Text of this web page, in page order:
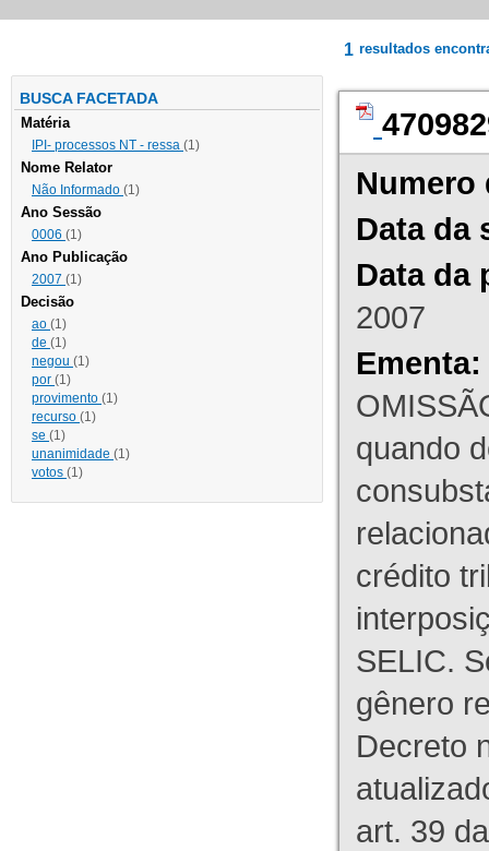
BUSCA FACETADA
Matéria
IPI- processos NT - ressa (1)
Nome Relator
Não Informado (1)
Ano Sessão
0006 (1)
Ano Publicação
2007 (1)
Decisão
ao (1)
de (1)
negou (1)
por (1)
provimento (1)
recurso (1)
se (1)
unanimidade (1)
votos (1)
1 resultados
Numero
Data da
Data da
2007
Ementa:
quando
crédito
SELIC.
gênero
Decreto
art. 39